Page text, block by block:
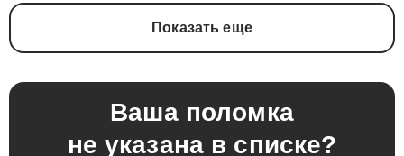
Показать еще
Ваша поломка
не указана в списке?